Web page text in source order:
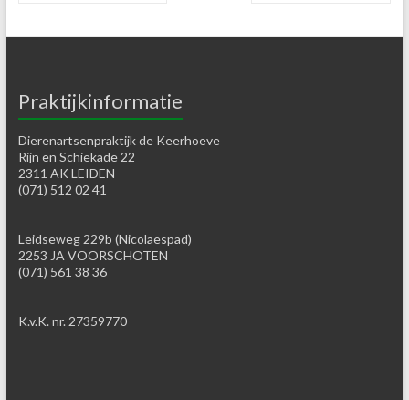
Praktijkinformatie
Dierenartsenpraktijk de Keerhoeve
Rijn en Schiekade 22
2311 AK LEIDEN
(071) 512 02 41
Leidseweg 229b (Nicolaespad)
2253 JA VOORSCHOTEN
(071) 561 38 36
K.v.K. nr. 27359770